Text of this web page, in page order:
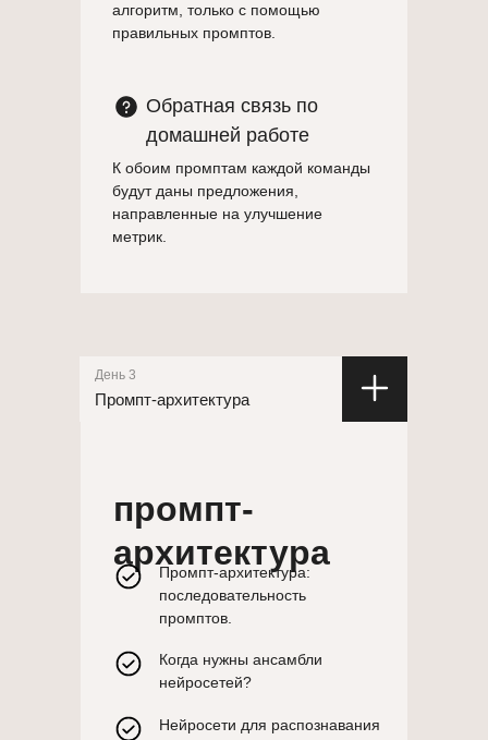
алгоритм, только с помощью
правильных промптов.
Обратная связь по
домашней работе
К обоим промптам каждой команды
будут даны предложения,
направленные на улучшение
метрик.
Промпт-архитектура
День 3
промпт-
архитектура
Промпт-архитектура:
последовательность
промптов.
Когда нужны ансамбли
нейросетей?
Нейросети для распознавания